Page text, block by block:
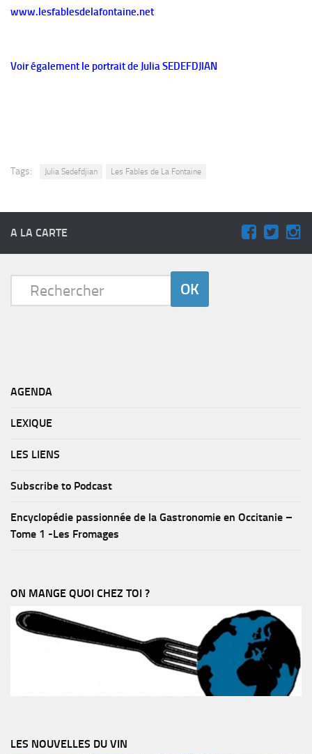
www.lesfablesdelafontaine.net
Voir également le portrait de Julia SEDEFDJIAN
Tags: Julia Sedefdjian Les Fables de La Fontaine
A LA CARTE
AGENDA
LEXIQUE
LES LIENS
Subscribe to Podcast
Encyclopédie passionnée de la Gastronomie en Occitanie –
Tome 1 -Les Fromages
ON MANGE QUOI CHEZ TOI ?
LES NOUVELLES DU VIN